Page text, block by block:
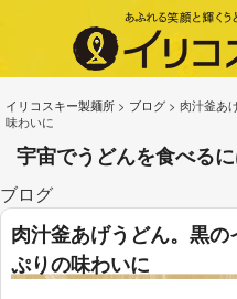
イリコスキー製麺所 > ブログ > 肉汁釜あ
味わいに
宇宙でうどんを食べる
ブログ
肉汁釜あげうどん。黒
ぷりの味わいに